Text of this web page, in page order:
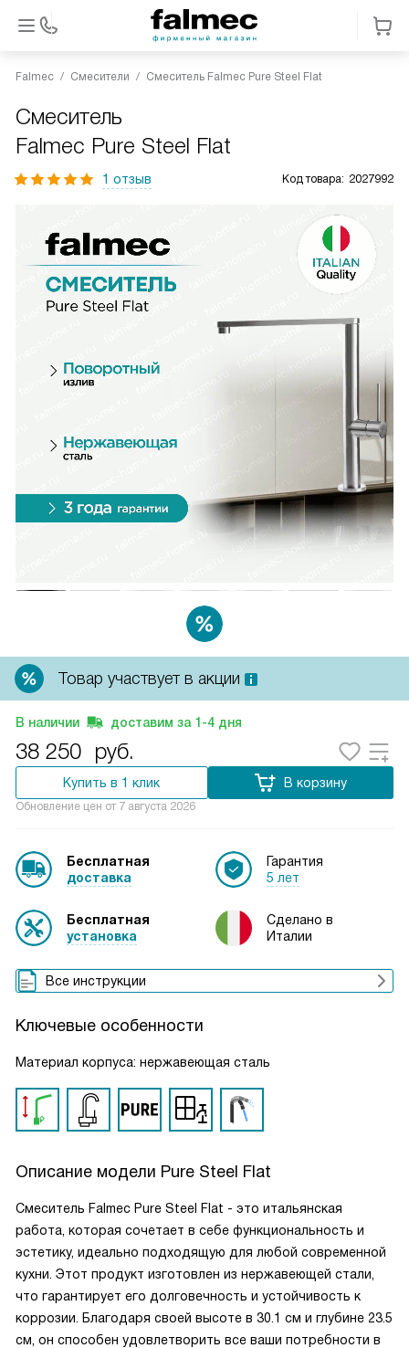
Falmec Смесители Смеситель Falmec Pure Steel Flat
Смеситель
Falmec Pure Steel Flat
1 отзыв Код товара: 2027992
Товар участвует в акции
В наличии доставим за 1-4 дня
38 250 руб.
Купить в 1 клик В корзину
Обновление цен от 7 августа 2026
Бесплатная
доставка
Бесплатная
установка
Гарантия
5 лет
Сделано в
Италии
Все инструкции
Ключевые особенности
Материал корпуса: нержавеющая сталь
Описание модели Pure Steel Flat
Смеситель Falmec Pure Steel Flat - это итальянская
работа, которая сочетает в себе функциональность и
эстетику, идеально подходящую для любой современной
кухни. Этот продукт изготовлен из нержавеющей стали,
что гарантирует его долговечность и устойчивость к
коррозии. Благодаря своей высоте в 30.1 см и глубине 23.5
см, он способен удовлетворить все ваши потребности в